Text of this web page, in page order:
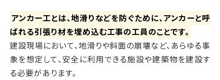
アンカー工とは、地滑りなどを防ぐために、アンカーと呼
ばれる引張り材を埋め込む工事の工員のことです。
建設現場において、地滑りや斜面の崩壊など、あらゆる事
象を想定して、安全に利用できる施設や建築物を建設す
る必要があります。